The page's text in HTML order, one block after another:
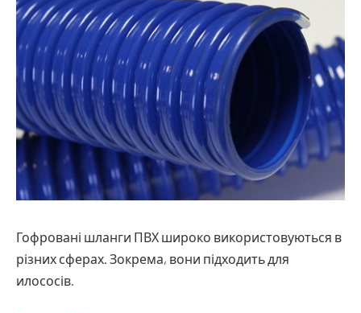
Гофровані шланги ПВХ широко використовуються в
різних сферах. Зокрема, вони підходить для
илососів.